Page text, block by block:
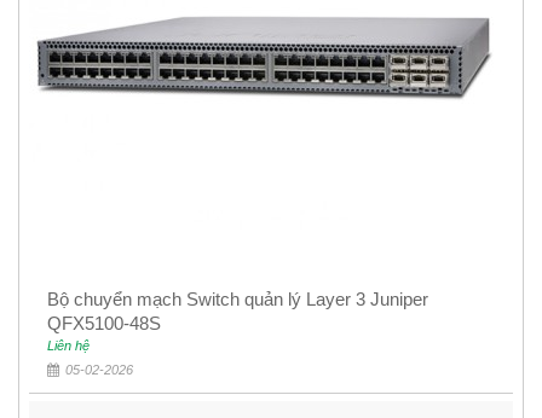
Bộ chuyển mạch Switch quản lý Layer 3 Juniper
QFX5100-48S
Liên hệ
05-02-2026